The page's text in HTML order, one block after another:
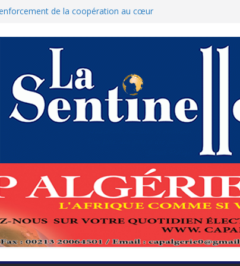
de la coopération au cœur
accélère la reconquête de son tissu
: Le ministère des Finances dément
des nouvelles mesures
pour protéger El-Qods
à-tête diplomatiques en marge du